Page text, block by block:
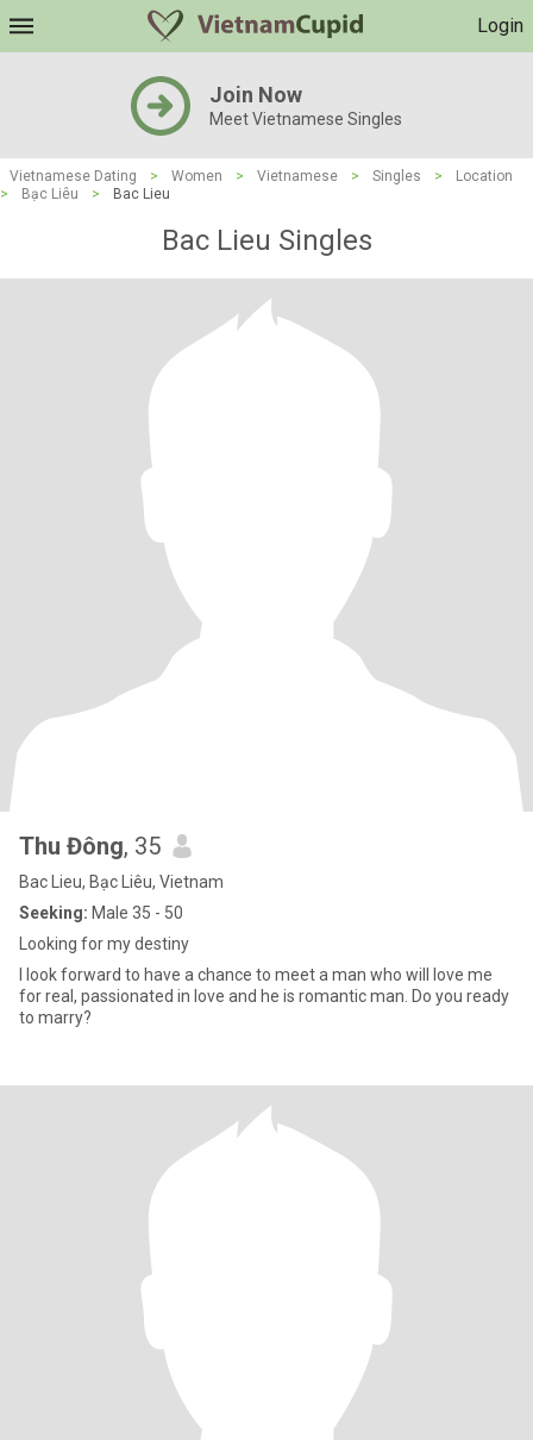
Login
Join Now
Meet Vietnamese Singles
Vietnamese Dating > Women > Vietnamese > Singles >
Location
>
Bạc Liêu > Bac Lieu
Bac Lieu Singles
Thu Đông, 35
Bac Lieu, Bạc Liêu, Vietnam
Seeking: Male 35 - 50
Looking for my destiny
I look forward to have a chance to meet a man who will love me
for real, passionated in love and he is romantic man. Do you ready
to marry?